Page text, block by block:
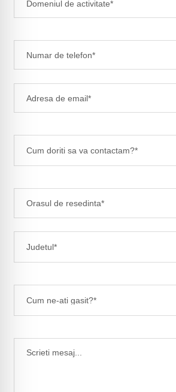
Cum doriti sa va contactam?*
Judetul*
Cum ne-ati gasit?*